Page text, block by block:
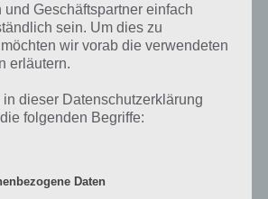
die App Sports Hero veröffentlicht. In
olympische Disziplinen im Stile der 90er
den Computer antreten kann, sondern
Spieler.
und Geschäftspartner einfach
sein. Um dies zu
wir vorab die verwendeten
erläutern.
dieser Datenschutzerklärung
folgenden Begriffe:
Daten